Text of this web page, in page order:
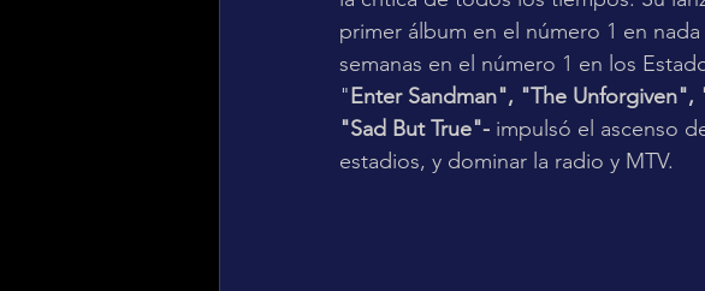
primer álbum en el número 1 en
semanas en el número 1 en los
"Enter Sandman", "The
"Sad But True"- impulsó el ascenso
estadios, y dominar la radio y MTV.